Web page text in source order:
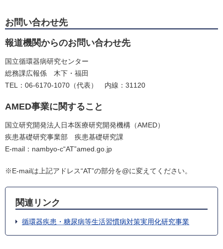
お問い合わせ先
報道機関からのお問い合わせ先
国立循環器病研究センター
総務課広報係 木下・福田
TEL：06-6170-1070（代表） 内線：31120
AMED事業に関すること
国立研究開発法人日本医療研究開発機構（AMED）
疾患基礎研究事業部 疾患基礎研究課
E-mail：nambyo-c“AT”amed.go.jp
※E-mailは上記アドレス“AT”の部分を@に変えてください。
関連リンク
循環器疾患・糖尿病等生活習慣病対策実用化研究事業